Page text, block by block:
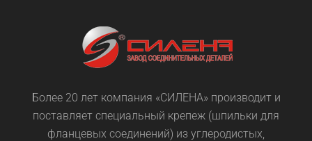
Более 20 лет компания «СИЛЕНА» производит и
поставляет специальный крепеж (шпильки для
фланцевых соединений) из углеродистых,